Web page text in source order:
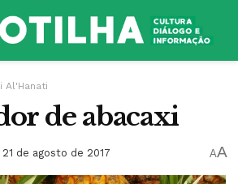
Al'Hanati
de abacaxi
21 de agosto de 2017 AA